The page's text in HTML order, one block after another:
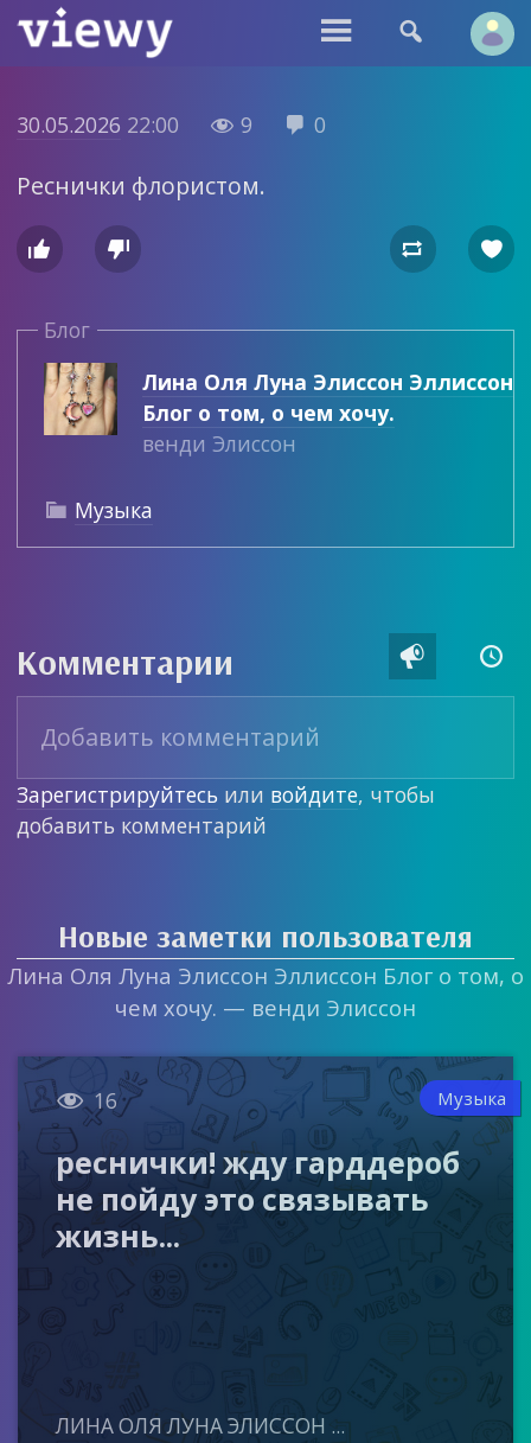
 
30.05.2026 22:00  9  0
Реснички флористом.
   
Блог
Лина Оля Луна Элиссон Эллиссон
Блог о том, о чем хочу.
венди Элиссон
 Музыка
Комментарии  
Зарегистрируйтесь или войдите, чтобы
добавить комментарий
Новые заметки пользователя
Лина Оля Луна Элиссон Эллиссон Блог о том, о
чем хочу. — венди Элиссон
 16 Музыка
реснички! жду гарддероб
не пойду это связывать
жизнь...
ЛИНА ОЛЯ ЛУНА ЭЛИССОН ...